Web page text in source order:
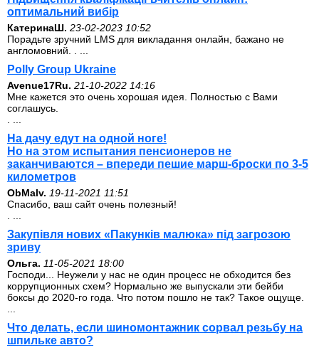
оптимальний вибір
КатеринаШ. 23-02-2023 10:52
Порадьте зручний LMS для викладання онлайн, бажано не
англомовний. . ...
Polly Group Ukraine
Avenue17Ru. 21-10-2022 14:16
Мне кажется это очень хорошая идея. Полностью с Вами
соглашусь.
На дачу едут на одной ноге!
Но на этом испытания пенсионеров не
заканчиваются – впереди пешие марш-броски по 3-5
километров
ОbMalv. 19-11-2021 11:51
Спасибо, ваш сайт очень полезный!
Закупівля нових «Пакунків малюка» під загрозою
зриву
Ольга. 11-05-2021 18:00
Господи... Неужели у нас не один процесс не обходится без
коррупционных схем? Нормально же выпускали эти бейби
боксы до 2020-го года. Что потом пошло не так? Такое ощуще.
Что делать, если шиномонтажник сорвал резьбу на
шпильке авто?